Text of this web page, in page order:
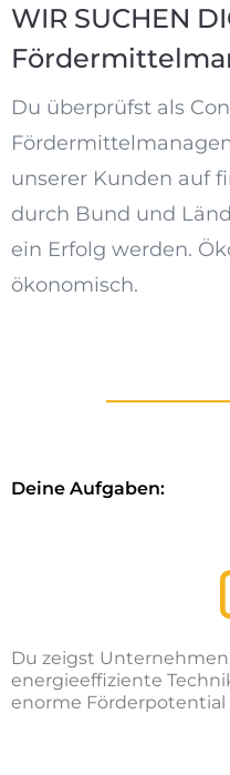
WIR SUCHEN
Du überprüfst als
unserer Kunden auf
durch Bund und
ein Erfolg werden.
ökonomisch.
Deine Aufgaben:
Du zeigst
energieeffiziente
enorme Förderpotential